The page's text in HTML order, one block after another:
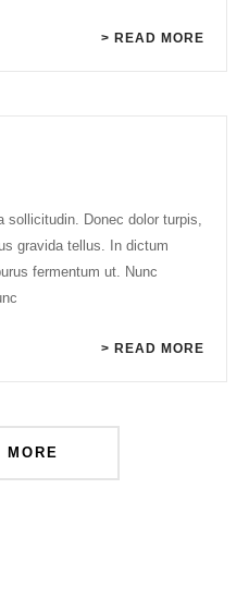
> READ MORE
Donec dolor turpis,
gravida tellus. In dictum
fermentum ut. Nunc
> READ MORE
MORE